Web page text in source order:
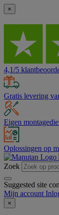
×
4,1/5
Gratis levering
Eigen
Oplossingen op
Zoek
Suggested site
Mijn account
×